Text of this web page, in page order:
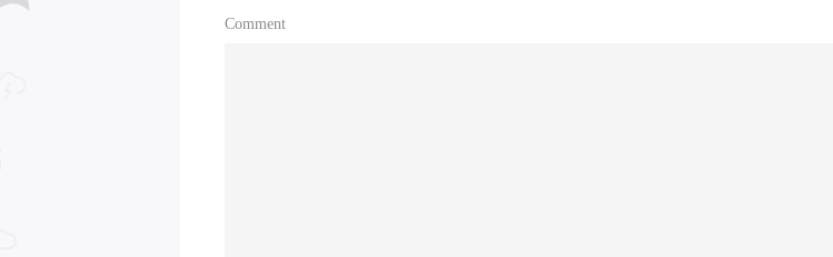
Comment